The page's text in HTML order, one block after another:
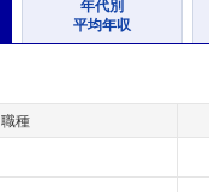
年代別
平均年収
職種